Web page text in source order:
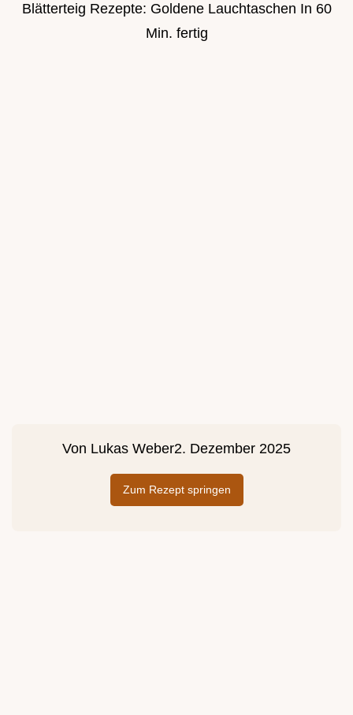
Blätterteig Rezepte: Goldene Lauchtaschen In 60
Min. fertig
Von Lukas Weber2. Dezember 2025
Zum Rezept springen